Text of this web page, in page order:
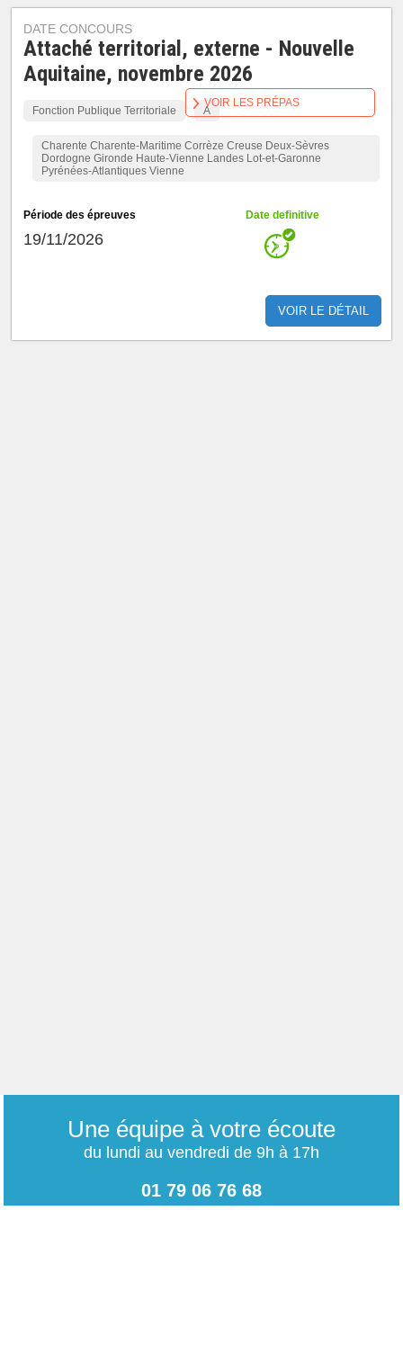
DATE CONCOURS
Attaché territorial, externe - Nouvelle
Aquitaine, novembre 2026
Fonction Publique Territoriale A
Charente Charente-Maritime Corrèze Creuse Deux-Sèvres
Dordogne Gironde Haute-Vienne Landes Lot-et-Garonne
Pyrénées-Atlantiques Vienne
Période des épreuves
19/11/2026
Date definitive
VOIR LE DÉTAIL
VOIR LES PRÉPAS
Une équipe à votre écoute
du lundi au vendredi de 9h à 17h
01 79 06 76 68